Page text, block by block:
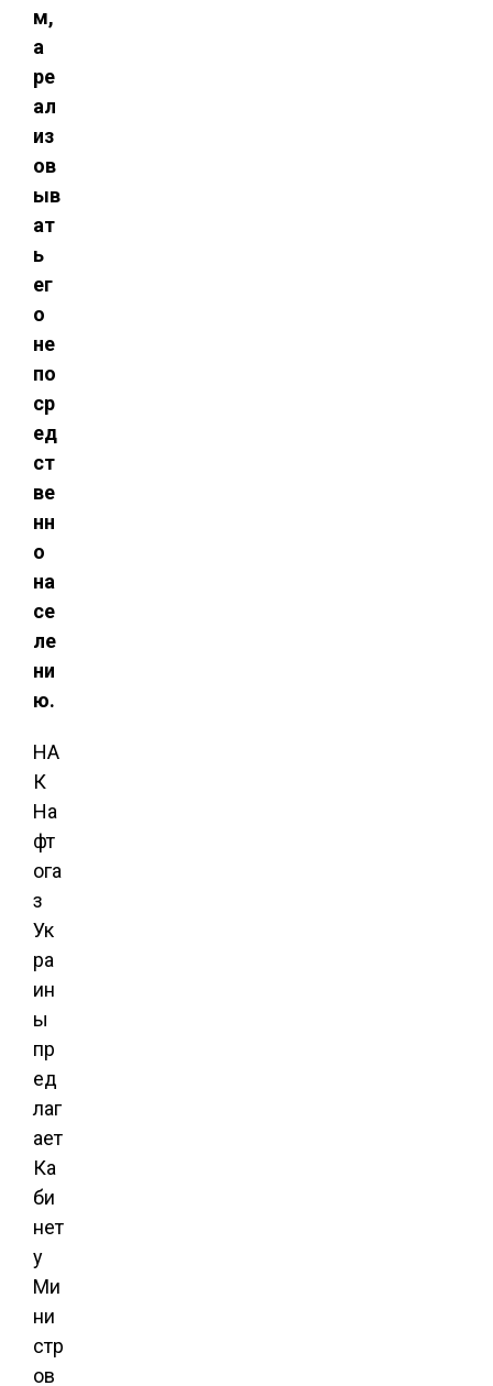
м,
а
ре
ал
из
ов
ыв
ат
ь
ег
о
не
по
ср
ед
ст
ве
нн
о
на
се
ле
ни
ю.
НА
К
На
фт
ога
з
Ук
ра
ин
ы
пр
ед
лаг
ает
Ка
би
нет
у
Ми
ни
стр
ов